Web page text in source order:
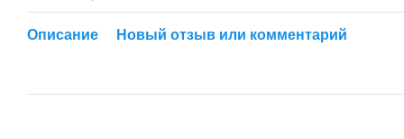
Описание Новый отзыв или комментарий